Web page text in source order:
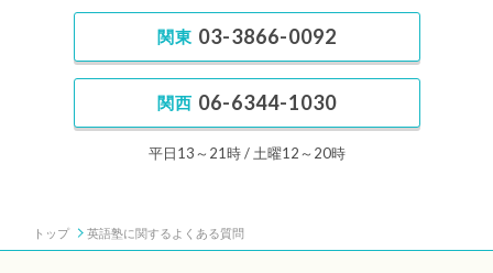
関東 03-3866-0092
関西 06-6344-1030
平日13～21時 土曜12～20時
トップ 英語塾に関するよくある質問